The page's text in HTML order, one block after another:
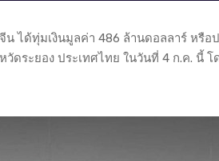
ได้ทุ่มเงินมูลค่า 486 ล้านดอลลาร์ หรือ
วัดระยอง ประเทศไทย ในวันที่ 4 ก.ค. นี้